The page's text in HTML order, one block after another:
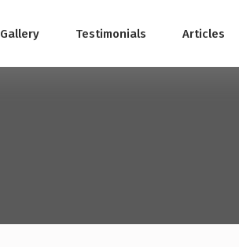
Gallery Testimonials Articles